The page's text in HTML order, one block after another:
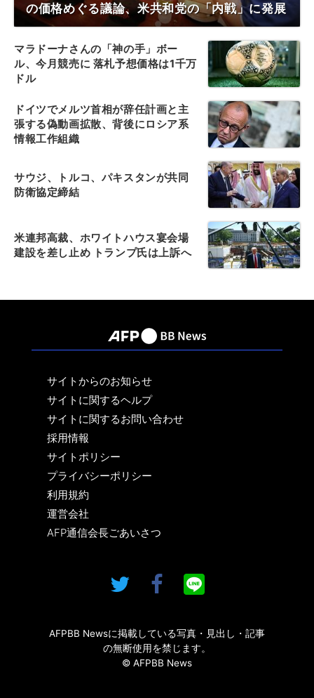
の価格めぐる議論、米共和党の「内戦」に発展
マラドーナさんの「神の手」ボー
ル、今月競売に 落札予想価格は1千万
ドル
ドイツでメルツ首相が辞任計画と主
張する偽動画拡散、背後にロシア系
情報工作組織
サウジ、トルコ、パキスタンが共同
防衛協定締結
米連邦高裁、ホワイトハウス宴会場
建設を差し止め トランプ氏は上訴へ
サイトからのお知らせ
サイトに関するヘルプ
サイトに関するお問い合わせ
採用情報
サイトポリシー
プライバシーポリシー
利用規約
運営会社
AFP通信会長ごあいさつ
AFPBB Newsに掲載している写真・見出し・記事
の無断使用を禁じます。
© AFPBB News